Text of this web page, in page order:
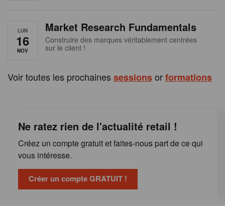
LUN
16
NOV
Market Research Fundamentals
Construire des marques véritablement centrées
sur le client !
Voir toutes les prochaines sessionsorformations
Ne ratez rien de l'actualité retail !
Créez un compte gratuit et faites-nous part de ce qui
vous intéresse.
Créer un compte GRATUIT !